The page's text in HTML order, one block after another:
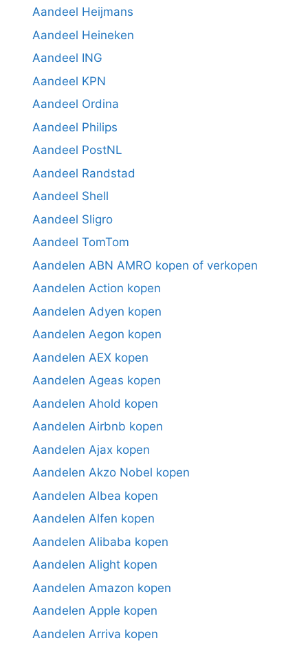
Aandeel Heijmans
Aandeel Heineken
Aandeel ING
Aandeel KPN
Aandeel Ordina
Aandeel Philips
Aandeel PostNL
Aandeel Randstad
Aandeel Shell
Aandeel Sligro
Aandeel TomTom
Aandelen ABN AMRO kopen of verkopen
Aandelen Action kopen
Aandelen Adyen kopen
Aandelen Aegon kopen
Aandelen AEX kopen
Aandelen Ageas kopen
Aandelen Ahold kopen
Aandelen Airbnb kopen
Aandelen Ajax kopen
Aandelen Akzo Nobel kopen
Aandelen Albea kopen
Aandelen Alfen kopen
Aandelen Alibaba kopen
Aandelen Alight kopen
Aandelen Amazon kopen
Aandelen Apple kopen
Aandelen Arriva kopen